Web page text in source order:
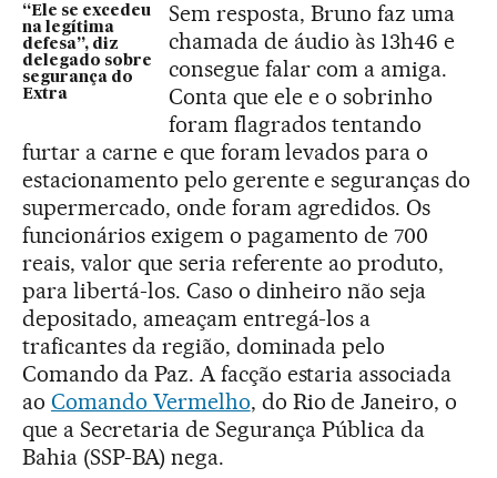
“Ele se excedeu
na legítima
defesa”, diz
delegado sobre
segurança do
Extra
Sem resposta, Bruno faz uma
chamada de áudio às 13h46 e
consegue falar com a amiga.
Conta que ele e o sobrinho
foram flagrados tentando
furtar a carne e que foram levados para o
estacionamento pelo gerente e seguranças do
supermercado, onde foram agredidos. Os
funcionários exigem o pagamento de 700
reais, valor que seria referente ao produto,
para libertá-los. Caso o dinheiro não seja
depositado, ameaçam entregá-los a
traficantes da região, dominada pelo
Comando da Paz. A facção estaria associada
ao Comando Vermelho, do Rio de Janeiro, o
que a Secretaria de Segurança Pública da
Bahia (SSP-BA) nega.